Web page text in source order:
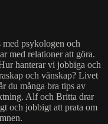
med psykologen och
med relationer att göra.
hanterar vi jobbiga och
och vänskap? Livet
du många bra tips av
Alf och Britta drar
och jobbigt att prata om